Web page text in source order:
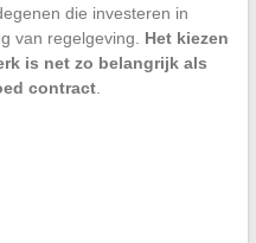
die investeren in
van regelgeving. Het kiezen
is net zo belangrijk als
contract.